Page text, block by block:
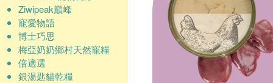
Ziwipeak巔峰
寵愛物語
博士巧思
梅亞奶奶鄉村天然寵糧
倍適選
銀湯匙貓乾糧